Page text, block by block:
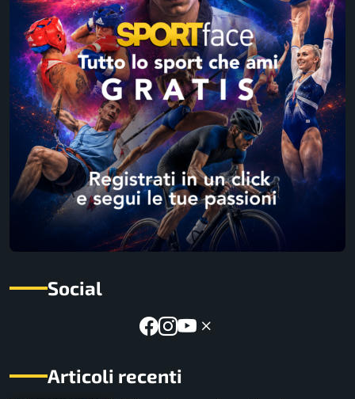
Social
Articoli recenti